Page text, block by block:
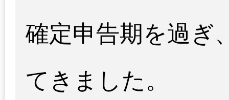
確定申告期を過ぎ
てきました。